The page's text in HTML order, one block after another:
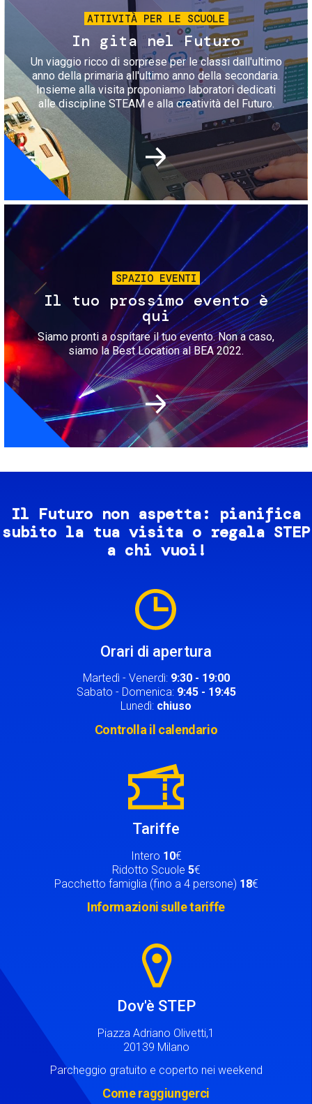
ATTIVITÀ PER LE SCUOLE
In gita nel Futuro
Un viaggio ricco di sorprese per le classi dall'ultimo
anno della primaria all'ultimo anno della secondaria.
Insieme alla visita proponiamo laboratori dedicati
alle discipline STEAM e alla creatività del Futuro.
Immagine
SPAZIO EVENTI
Il tuo prossimo evento è
qui
Siamo pronti a ospitare il tuo evento. Non a caso,
siamo la Best Location al BEA 2022.
Il Futuro non aspetta: pianifica
subito la tua visita o regala STEP
a chi vuoi!
Orari di apertura
Martedì - Venerdì: 9:30 - 19:00
Sabato - Domenica: 9:45 - 19:45
Lunedì: chiuso
Controlla il calendario
Tariffe
Intero 10€
Ridotto Scuole 5€
Pacchetto famiglia (fino a 4 persone) 18€
Informazioni sulle tariffe
Dov'è STEP
Piazza Adriano Olivetti,1
20139 Milano
Parcheggio gratuito e coperto nei weekend
Come raggiungerci